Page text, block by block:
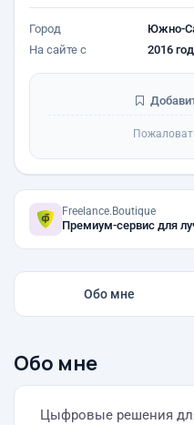
Город
Южно-
На сайте с
2016
Freelance.Boutique
Премиум-сервис для
Обо мне
Обо мне
Цыфровые решения